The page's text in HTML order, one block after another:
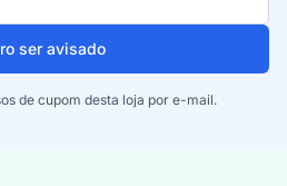
ser avisado
de cupom desta loja por e-mail.